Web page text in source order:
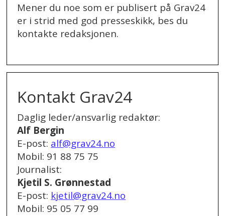
Mener du noe som er publisert på Grav24
er i strid med god presseskikk, bes du
kontakte redaksjonen.
Kontakt Grav24
Daglig leder/ansvarlig redaktør:
Alf Bergin
E-post: alf@grav24.no
Mobil: 91 88 75 75
Journalist:
Kjetil S. Grønnestad
E-post: kjetil@grav24.no
Mobil: 95 05 77 99